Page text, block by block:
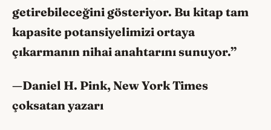
getirebileceğini gösteriyor. Bu kitap tam
kapasite potansiyelimizi ortaya
çıkarmanın nihai anahtarını sunuyor.”
—Daniel H. Pink, New York Times
çoksatan yazarı